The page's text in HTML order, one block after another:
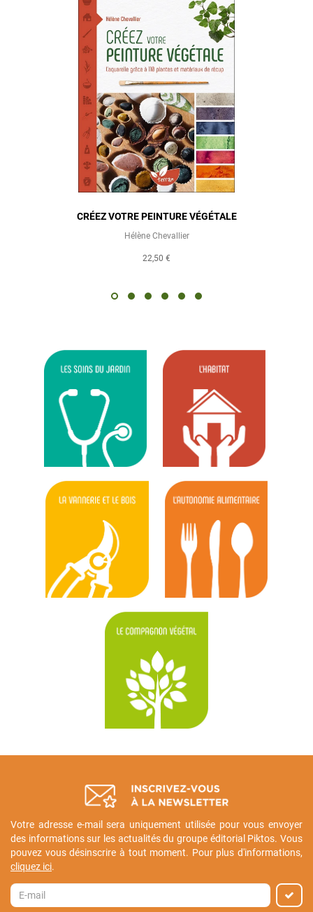
CRÉEZ VOTRE PEINTURE VÉGÉTALE
Hélène Chevallier
22,50 €
Votre adresse e-mail sera uniquement utilisée pour vous envoyer
des informations sur les actualités du groupe éditorial Piktos. Vous
pouvez vous désinscrire à tout moment. Pour plus d'informations,
cliquez ici.